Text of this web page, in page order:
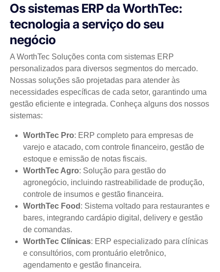
Os sistemas ERP da WorthTec:
tecnologia a serviço do seu
negócio
A WorthTec Soluções conta com sistemas ERP
personalizados para diversos segmentos do mercado.
Nossas soluções são projetadas para atender às
necessidades específicas de cada setor, garantindo uma
gestão eficiente e integrada. Conheça alguns dos nossos
sistemas:
WorthTec Pro: ERP completo para empresas de
varejo e atacado, com controle financeiro, gestão de
estoque e emissão de notas fiscais.
WorthTec Agro: Solução para gestão do
agronegócio, incluindo rastreabilidade de produção,
controle de insumos e gestão financeira.
WorthTec Food : Sistema voltado para restaurantes e
bares, integrando cardápio digital, delivery e gestão
de comandas.
WorthTec Clínicas: ERP especializado para clínicas
e consultórios, com prontuário eletrônico,
agendamento e gestão financeira.